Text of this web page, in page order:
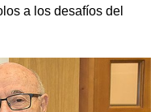
a los desafíos del